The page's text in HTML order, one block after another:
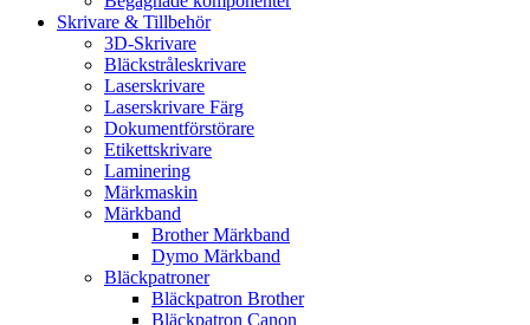
Skrivare & Tillbehör
3D-Skrivare
Bläckstråleskrivare
Laserskrivare
Laserskrivare Färg
Dokumentförstörare
Etikettskrivare
Laminering
Märkmaskin
Märkband
Brother Märkband
Dymo Märkband
Bläckpatroner
Bläckpatron Brother
Bläckpatron Canon